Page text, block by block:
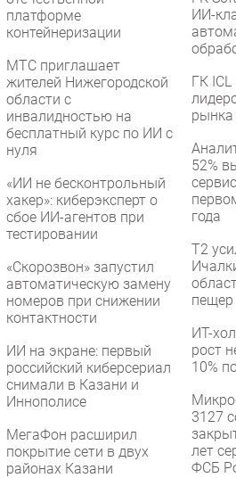
платформе
контейнеризации
МТС приглашает
жителей Нижегородской
области с
инвалидностью на
бесплатный курс по ИИ с
нуля
«ИИ не бесконтрольный
хакер»: киберэксперт о
сбое ИИ-агентов при
тестировании
«Скорозвон» запустил
автоматическую замену
номеров при снижении
контактности
ИИ на экране: первый
российский киберсериал
снимали в Казани и
Иннополисе
МегаФон расширил
покрытие сети в двух
районах Казани
ИИ-
ГК
рынка
52%
года
Т2
пещер
ИТ-
рост
10%
3127
лет
ФСБ